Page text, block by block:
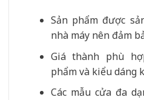
Sản phẩm được
nhà máy nên đảm
Giá thành phù
phẩm và kiểu dáng
Các mẫu cửa đa